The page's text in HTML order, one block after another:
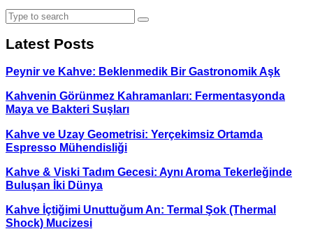
Latest Posts
Peynir ve Kahve: Beklenmedik Bir Gastronomik Aşk
Kahvenin Görünmez Kahramanları: Fermentasyonda
Maya ve Bakteri Suşları
Kahve ve Uzay Geometrisi: Yerçekimsiz Ortamda
Espresso Mühendisliği
Kahve & Viski Tadım Gecesi: Aynı Aroma Tekerleğinde
Buluşan İki Dünya
Kahve İçtiğimi Unuttuğum An: Termal Şok (Thermal
Shock) Mucizesi